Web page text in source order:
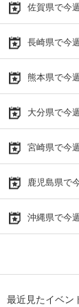
佐賀県で今
長崎県で今
熊本県で今
大分県で今
宮崎県で今
鹿児島県で
沖縄県で今
最近見たイベン